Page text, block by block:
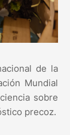
de la
Mundial
sobre
precoz.